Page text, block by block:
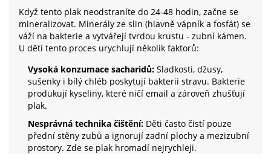
Když tento plak neodstraníte do 24-48 hodin, začne se
mineralizovat. Minerály ze slin (hlavně vápník a fosfát) se
váží na bakterie a vytvářejí tvrdou krustu - zubní kámen.
U dětí tento proces urychlují několik faktorů:
Vysoká konzumace sacharidů: Sladkosti, džusy,
sušenky i bílý chléb poskytují bakterii stravu. Bakterie
produkují kyseliny, které ničí email a zároveň zhušťují
plak.
Nesprávná technika čištění: Děti často čistí pouze
přední stěny zubů a ignorují zadní plochy a mezizubní
prostory. Zde se plak hromadí nejrychleji.